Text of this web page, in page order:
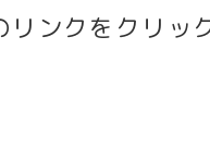
ンクをクリッ